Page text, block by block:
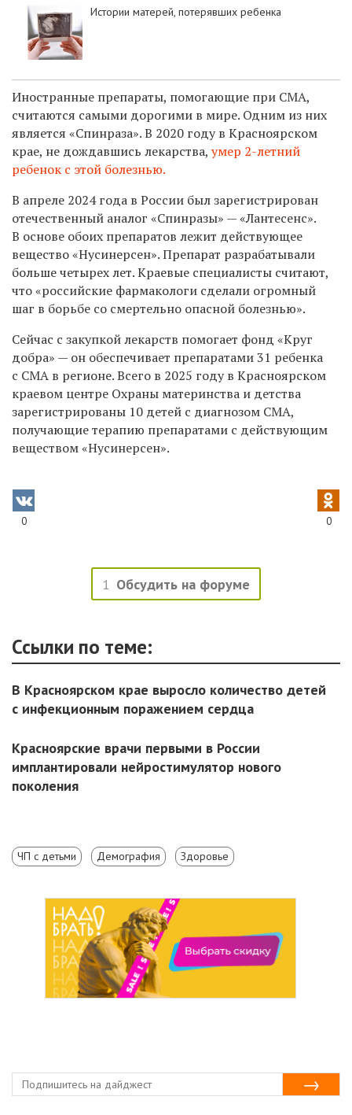
Истории матерей, потерявших ребенка
Иностранные препараты, помогающие при СМА,
считаются самыми дорогими в мире. Одним из них
является «Спинраза». В 2020 году в Красноярском
крае, не дождавшись лекарства, умер 2-летний
ребенок с этой болезнью.
В апреле 2024 года в России был зарегистрирован
отечественный аналог «Спинразы» — «Лантесенс».
В основе обоих препаратов лежит действующее
вещество «Нусинерсен». Препарат разрабатывали
больше четырех лет. Краевые специалисты считают,
что «российские фармакологи сделали огромный
шаг в борьбе со смертельно опасной болезнью».
Сейчас с закупкой лекарств помогает фонд «Круг
добра» — он обеспечивает препаратами 31 ребенка
с СМА в регионе. Всего в 2025 году в Красноярском
краевом центре Охраны материнства и детства
зарегистрированы 10 детей с диагнозом СМА,
получающие терапию препаратами с действующим
веществом «Нусинерсен».
0 0
1 Обсудить на форуме
Ссылки по теме:
В Красноярском крае выросло количество детей
с инфекционным поражением сердца
Красноярские врачи первыми в России
имплантировали нейростимулятор нового
поколения
ЧП с детьми Демография Здоровье